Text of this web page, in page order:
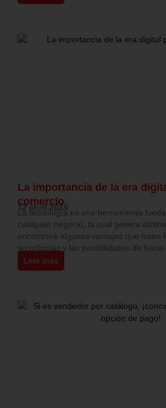
La importancia de la era
comercio
12 abril 2023
La tecnología es una herramienta
cualquier negocio, la cual genera
encontrará algunas ventajas que traen
tecnologías y las posibilidades de hacer
Leer más